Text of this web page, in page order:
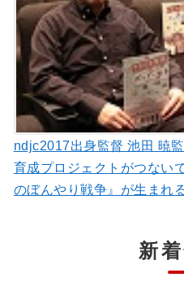
ndjc2017出身監督 池田 暁
育成プロジェクトがつない
のぼんやり戦争』が生まれ
新